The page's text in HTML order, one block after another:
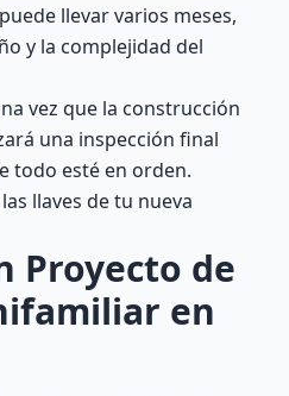
llevar varios meses,
y la complejidad del
vez que la construcción
una inspección final
todo esté en orden.
llaves de tu nueva
Proyecto de
en